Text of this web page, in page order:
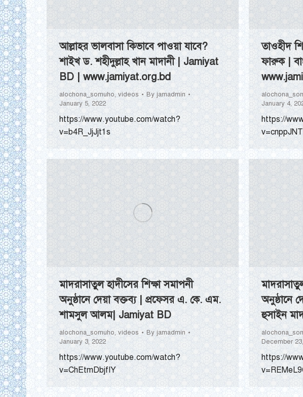
আল্লাহর ভালবাসা কিভাবে পাওয়া যাবে?
শাইখ ড. শহীদুল্লাহ খান মাদানী | Jamiyat
BD | www.jamiyat.org.bd
alochona_somuho, videos By jamadmin
January 5, 2022
https://www.youtube.com/watch?
v=b4R_JjJjt1s
তাওহীদ
ফারুক |
January 4,
https://
মাদরাসাতুল হাদীসের শিক্ষা সমাপনী
অনুষ্ঠানে দেয়া বক্তব্য | প্রফেসর এ. কে. এম.
শামসুল আলম| Jamiyat BD
alochona_somuho, videos By jamadmin
January 3, 2022
https://www.youtube.com/watch?
v=ChEtmDbjfIY
অনুষ্ঠানে
হুসাইন
December
https://